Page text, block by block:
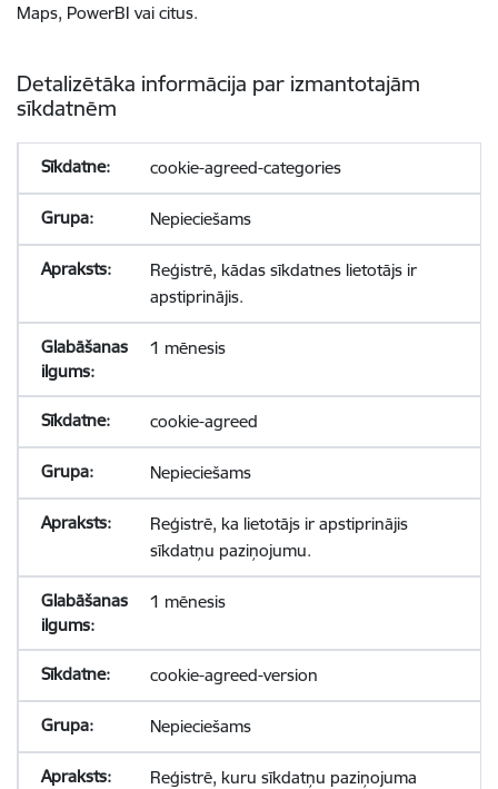
Maps, PowerBI vai citus.
Detalizētāka informācija par izmantotajām
sīkdatnēm
cookie-agreed-categories
Nepieciešams
Reģistrē, kādas sīkdatnes lietotājs ir
apstiprinājis.
1 mēnesis
cookie-agreed
Nepieciešams
Reģistrē, ka lietotājs ir apstiprinājis
sīkdatņu paziņojumu.
1 mēnesis
cookie-agreed-version
Nepieciešams
Reģistrē, kuru sīkdatņu paziņojuma